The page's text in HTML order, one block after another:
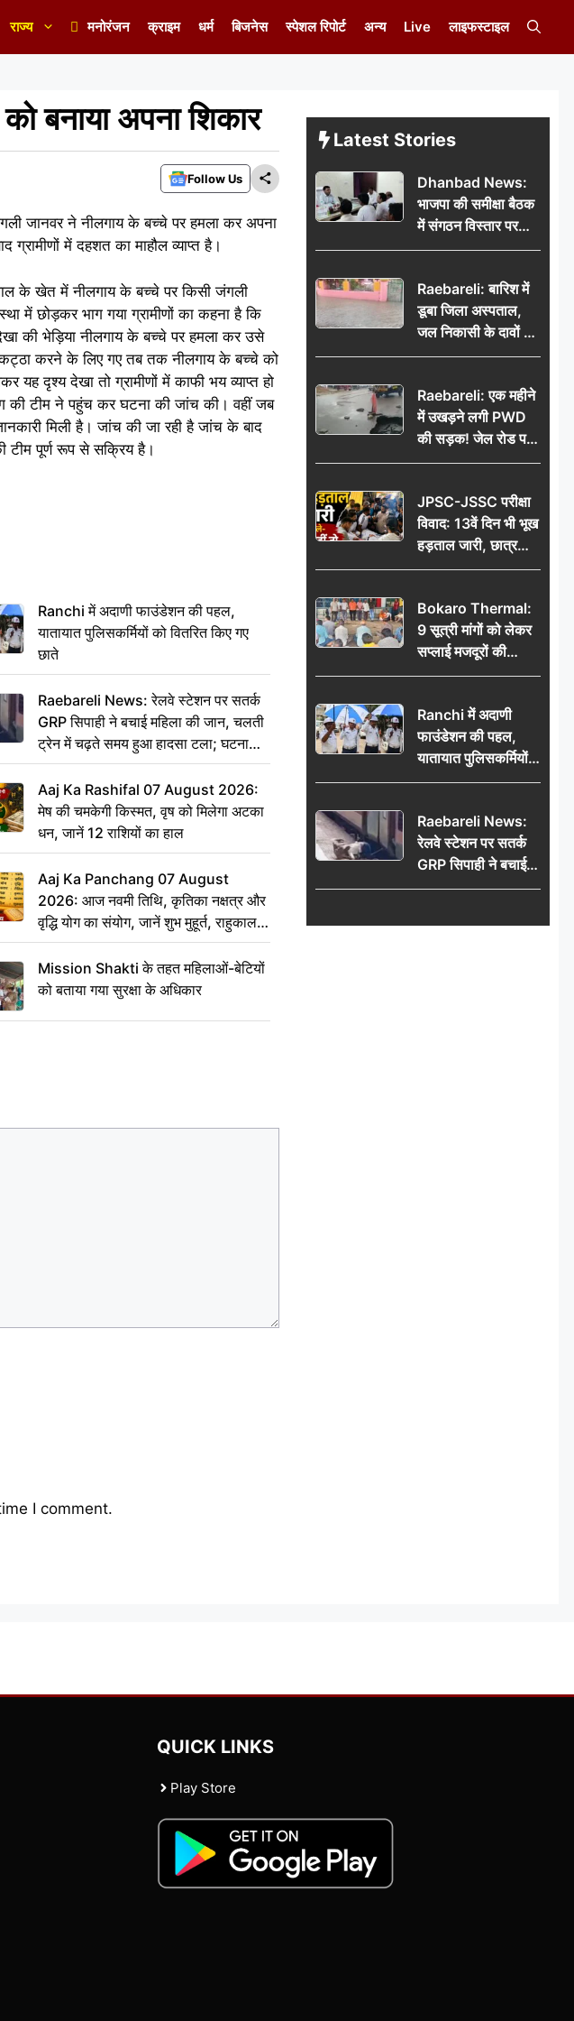
राज्य मनोरंजन क्राइम धर्म बिजनेस स्पेशल रिपोर्ट अन्य Live लाइफस्टाइल
बनाया अपना शिकार
Follow Us
जानवर ने नीलगाय के बच्चे पर हमला कर अपना
में दहशत का माहौल व्याप्त है।
के खेत में नीलगाय के बच्चे पर किसी जंगली
में छोड़कर भाग गया ग्रामीणों का कहना है कि
की भेड़िया नीलगाय के बच्चे पर हमला कर उसे
करने के लिए गए तब तक नीलगाय के बच्चे को
दृश्य देखा तो ग्रामीणों में काफी भय व्याप्त हो
की टीम ने पहुंच कर घटना की जांच की। वहीं जब
मिली है। जांच की जा रही है जांच के बाद
टीम पूर्ण रूप से सक्रिय है।
Ranchi में अदाणी फाउंडेशन की पहल,
यातायात पुलिसकर्मियों को वितरित किए गए
छाते
Raebareli News: रेलवे स्टेशन पर सतर्क
GRP सिपाही ने बचाई महिला की जान, चलती
ट्रेन में चढ़ते समय हुआ हादसा टला; घटना
CCTV में कैद
Aaj Ka Rashifal 07 August 2026:
मेष की चमकेगी किस्मत, वृष को मिलेगा अटका
धन, जानें 12 राशियों का हाल
Aaj Ka Panchang 07 August
2026: आज नवमी तिथि, कृतिका नक्षत्र और
वृद्धि योग का संयोग, जानें शुभ मुहूर्त, राहुकाल
का सही समय
Mission Shakti के तहत महिलाओं-बेटियों
को बताया गया सुरक्षा के अधिकार
I comment.
Latest Stories
Dhanbad News:
भाजपा की समीक्षा बैठक
में संगठन विस्तार पर
मंथन, बीडीओ से
जनसमस्याओं का विवरण
Raebareli: बारिश में
डूबा जिला अस्पताल,
जल निकासी के दावों की
खुली पोल
Raebareli: एक महीने
में उखड़ने लगी PWD
की सड़क! जेल रोड पर
गड्ढे ने खोली निर्माण
की उठी मांग
JPSC-JSSC परीक्षा
विवाद: 13वें दिन भी भूख
हड़ताल जारी, छात्र
बोले- जांच नहीं तो
Bokaro Thermal:
9 सूत्री मांगों को लेकर
सप्लाई मजदूरों की
हुंकार, 12 अगस्त के
Ranchi में अदाणी
फाउंडेशन की पहल,
यातायात पुलिसकर्मियों
को वितरित किए गए छाते
Raebareli News:
रेलवे स्टेशन पर सतर्क
GRP सिपाही ने बचाई
महिला की जान, चलती
हादसा टला; घटना
QUICK LINKS
Play Store